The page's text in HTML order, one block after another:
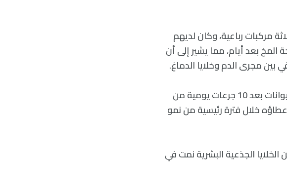
مركبات رباعية، وكان لديهم
بعد أيام، مما يشير إلى أن
بين مجرى الدم وخلايا الدماغ.
كما استنفزت أعداد الخلايا الدبقية قليلة التفرع في أدمغة الحيوانات بعد 10 جرعات يومية من
خلال فترة رئيسية من نمو
الجذعية البشرية نمت في